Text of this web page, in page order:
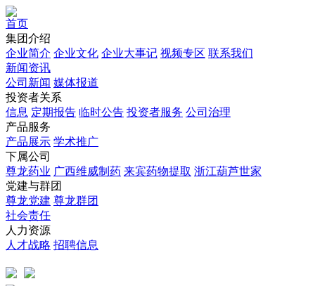
首页
集团介绍
企业简介 企业文化 企业⼤事记 视频专区 联系我们
新闻资讯
公司新闻 媒体报道
投资者关系
信息 定期报告 临时公告 投资者服务 公司治理
产品服务
产品展示 学术推广
下属公司
尊龙药业 广西维威制药 来宾药物提取 浙江葫芦世家
党建与群团
尊龙党建 尊龙群团
社会责任
人力资源
人才战略 招聘信息